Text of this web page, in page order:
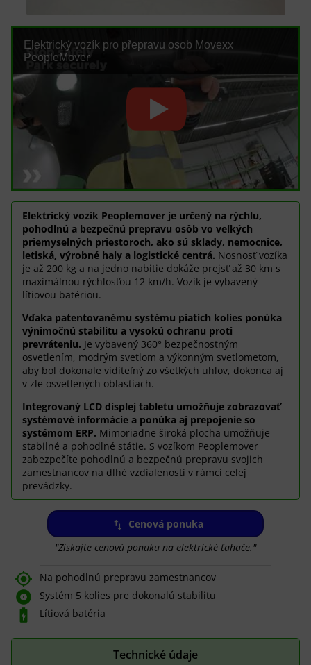
Elektrický vozík pro přepravu osob Movexx
PeopleMover
Elektrický vozík Peoplemover je určený na rýchlu,
pohodlnú a bezpečnú prepravu osôb vo veľkých
priemyselných priestoroch, ako sú sklady, nemocnice,
letiská, výrobné haly a logistické centrá. Nosnosť vozíka
je až 200 kg a na jedno nabitie dokáže prejsť až 30 km s
maximálnou rýchlosťou 12 km/h. Vozík je vybavený
lítiovou batériou.
Vďaka patentovanému systému piatich kolies ponúka
výnimočnú stabilitu a vysokú ochranu proti
prevráteniu. Je vybavený 360° bezpečnostným
osvetlením, modrým svetlom a výkonným svetlometom,
aby bol dokonale viditeľný zo všetkých uhlov, dokonca aj
v zle osvetlených oblastiach.
Integrovaný LCD displej tabletu umožňuje zobrazovať
systémové informácie a ponúka aj prepojenie so
systémom ERP. Mimoriadne široká plocha umožňuje
stabilné a pohodlné státie. S vozíkom Peoplemover
zabezpečíte pohodlnú a bezpečnú prepravu svojich
zamestnancov na dlhé vzdialenosti v rámci celej
prevádzky.
Cenová ponuka
"Získajte cenovú ponuku na elektrické ťahače."
 Na pohodlnú prepravu zamestnancov
 Systém 5 kolies pre dokonalú stabilitu
 Lítiová batéria
Technické údaje